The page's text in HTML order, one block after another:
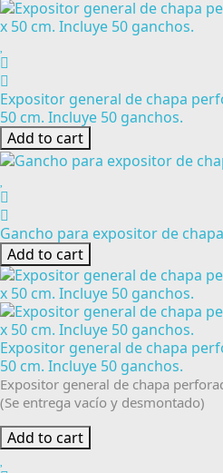
Expositor general de chapa
50 cm. Incluye 50 ganchos.
Add to cart
Gancho para expositor de
Add to cart
Expositor general de chapa
50 cm. Incluye 50 ganchos.
Expositor general de chapa
(Se entrega vacío y desmontado)
Add to cart